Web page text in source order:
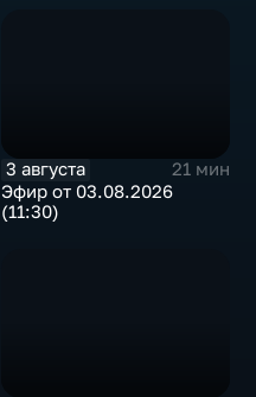
3 августа
21 мин
Эфир от 03.08.2026
(11:30)